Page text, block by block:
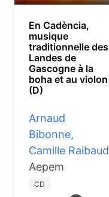
En Cadència,
musique
traditionnelle des
Landes de
Gascogne à la
boha et au violon
(D)
Arnaud
Bibonne,
Camille Raibaud
Aepem
CD